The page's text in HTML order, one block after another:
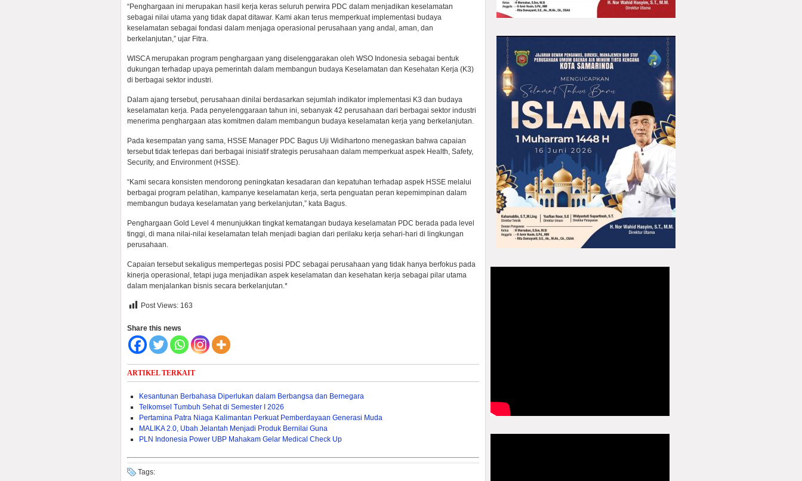
“Penghargaan ini merupakan hasil kerja keras seluruh perwira PDC dalam menjadikan keselamatan
sebagai nilai utama yang tidak dapat ditawar. Kami akan terus memperkuat implementasi budaya
keselamatan sebagai fondasi dalam menjaga operasional perusahaan yang andal, aman, dan
berkelanjutan,” ujar Fitra.
WISCA merupakan program penghargaan yang diselenggarakan oleh WSO Indonesia sebagai bentuk
dukungan terhadap upaya pemerintah dalam membangun budaya Keselamatan dan Kesehatan Kerja (K3)
di berbagai sektor industri.
Dalam ajang tersebut, perusahaan dinilai berdasarkan sejumlah indikator implementasi K3 dan budaya
keselamatan kerja. Pada penyelenggaraan tahun ini, sebanyak 42 perusahaan dari berbagai sektor industri
menerima penghargaan atas komitmen dalam membangun budaya keselamatan kerja yang berkelanjutan.
Pada kesempatan yang sama, HSSE Manager PDC Bagus Uji Widihartono menegaskan bahwa capaian
tersebut tidak terlepas dari berbagai inisiatif strategis perusahaan dalam memperkuat aspek Health, Safety,
Security, and Environment (HSSE).
“Kami secara konsisten mendorong peningkatan kesadaran dan kepatuhan terhadap aspek HSSE melalui
berbagai program pelatihan, kampanye keselamatan kerja, serta penguatan peran kepemimpinan dalam
membangun budaya keselamatan yang berkelanjutan,” kata Bagus.
Penghargaan Gold Level 4 menunjukkan tingkat kematangan budaya keselamatan PDC berada pada level
tinggi, di mana nilai-nilai keselamatan telah menjadi bagian dari perilaku kerja sehari-hari di lingkungan
perusahaan.
Capaian tersebut sekaligus mempertegas posisi PDC sebagai perusahaan yang tidak hanya berfokus pada
kinerja operasional, tetapi juga menjadikan aspek keselamatan dan kesehatan kerja sebagai pilar utama
dalam menjalankan bisnis secara berkelanjutan.*
Post Views: 163
Share this news
ARTIKEL TERKAIT
Kesantunan Berbahasa Diperlukan dalam Berbangsa dan Bernegara
Telkomsel Tumbuh Sehat di Semester I 2026
Pertamina Patra Niaga Kalimantan Perkuat Pemberdayaan Generasi Muda
MALIKA 2.0, Ubah Jelantah Menjadi Produk Bernilai Guna
PLN Indonesia Power UBP Mahakam Gelar Medical Check Up
Tags: